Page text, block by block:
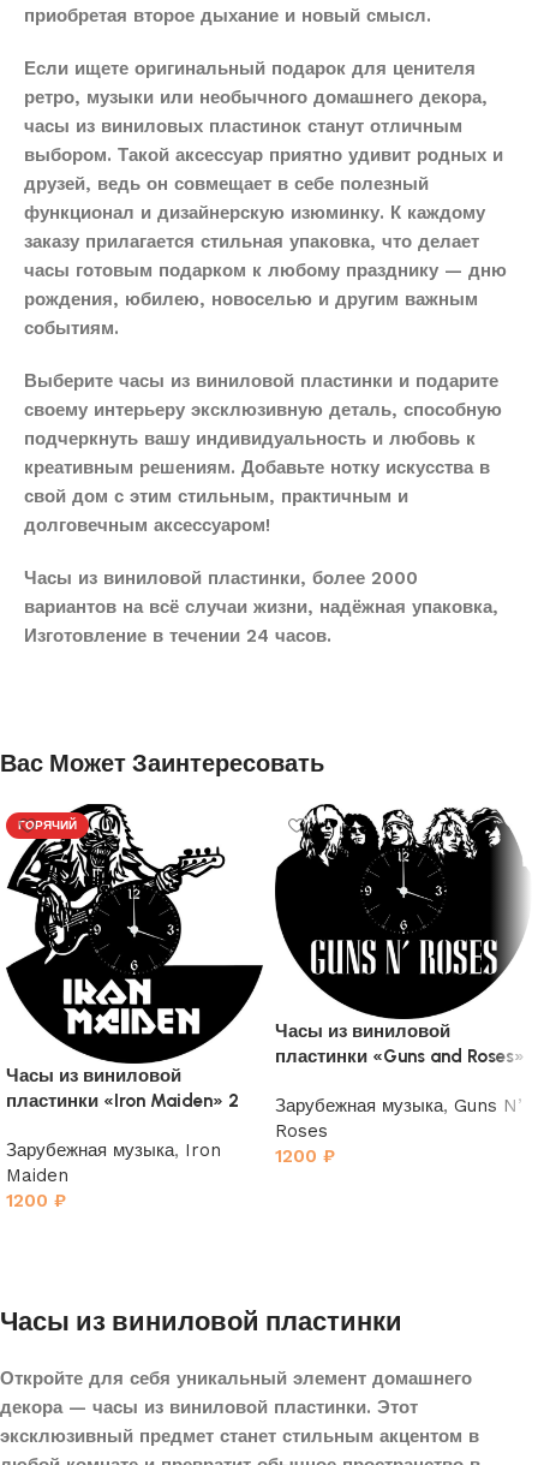
приобретая второе дыхание и новый смысл.
Если ищете оригинальный подарок для ценителя
ретро, музыки или необычного домашнего декора,
часы из виниловых пластинок станут отличным
выбором. Такой аксессуар приятно удивит родных и
друзей, ведь он совмещает в себе полезный
функционал и дизайнерскую изюминку. К каждому
заказу прилагается стильная упаковка, что делает
часы готовым подарком к любому празднику — дню
рождения, юбилею, новоселью и другим важным
событиям.
Выберите часы из виниловой пластинки и подарите
своему интерьеру эксклюзивную деталь, способную
подчеркнуть вашу индивидуальность и любовь к
креативным решениям. Добавьте нотку искусства в
свой дом с этим стильным, практичным и
долговечным аксессуаром!
Часы из виниловой пластинки, более 2000
вариантов на всё случаи жизни, надёжная упаковка,
Изготовление в течении 24 часов.
Вас Может Заинтересовать
ГОРЯЧИЙ
Часы из виниловой
пластинки «Iron Maiden» 2
Зарубежная музыка, Iron
Maiden
1200 ₽
Часы из виниловой
пластинки «Guns and Roses»
Зарубежная музыка, Guns N’
Roses
1200 ₽
Часы из виниловой пластинки
Откройте для себя уникальный элемент домашнего
декора — часы из виниловой пластинки. Этот
эксклюзивный предмет станет стильным акцентом в